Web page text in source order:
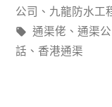
滲
水
點
類：
公司 、 九龍防水工
標
籤:
通渠佬 、 通渠公
話 、 香港通渠